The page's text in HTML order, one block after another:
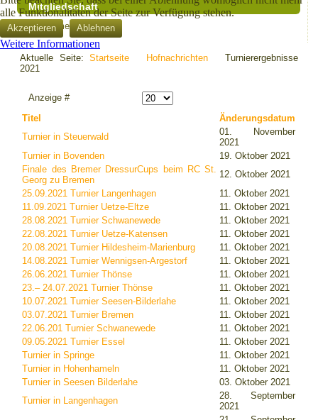
Mitgliedschaft
Zum Anmeldeformular
Aktuelle Seite: Startseite Hofnachrichten
Turnierergebnisse
2021
Anzeige #
Titel
Änderungsdatum
Turnier in Steuerwald
01. November
2021
Turnier in Bovenden
19. Oktober 2021
Finale des Bremer DressurCups beim RC St.
Georg zu Bremen
12. Oktober 2021
25.09.2021 Turnier Langenhagen
11. Oktober 2021
11.09.2021 Turnier Uetze-Eltze
11. Oktober 2021
28.08.2021 Turnier Schwanewede
11. Oktober 2021
22.08.2021 Turnier Uetze-Katensen
11. Oktober 2021
20.08.2021 Turnier Hildesheim-Marienburg
11. Oktober 2021
14.08.2021 Turnier Wennigsen-Argestorf
11. Oktober 2021
26.06.2021 Turnier Thönse
11. Oktober 2021
23.– 24.07.2021 Turnier Thönse
11. Oktober 2021
10.07.2021 Turnier Seesen-Bilderlahe
11. Oktober 2021
03.07.2021 Turnier Bremen
11. Oktober 2021
22.06.201 Turnier Schwanewede
11. Oktober 2021
09.05.2021 Turnier Essel
11. Oktober 2021
Turnier in Springe
11. Oktober 2021
Turnier in Hohenhameln
11. Oktober 2021
Turnier in Seesen Bilderlahe
03. Oktober 2021
Turnier in Langenhagen
28. September
2021
alle Funktionalitäten der Seite zur Verfügung stehen.
Akzeptieren Ablehnen
Weitere Informationen